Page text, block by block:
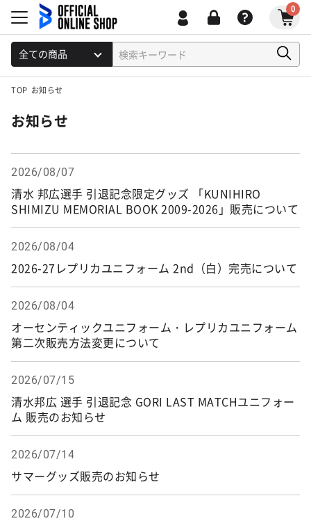
0
TOP お知らせ
お知らせ
2026/08/07
清水 邦広選手 引退記念限定グッズ 「KUNIHIRO
SHIMIZU MEMORIAL BOOK 2009-2026」販売について
2026/08/04
2026-27レプリカユニフォーム 2nd（白）完売について
2026/08/04
オーセンティックユニフォーム・レプリカユニフォーム
第二次販売方法変更について
2026/07/15
清水邦広 選手 引退記念 GORI LAST MATCHユニフォー
ム 販売のお知らせ
2026/07/14
サマーグッズ販売のお知らせ
2026/07/10